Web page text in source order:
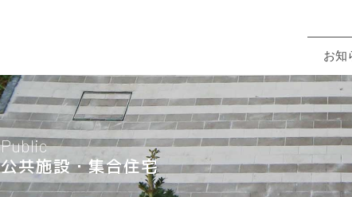
お知
Public
公共施設・集合住宅